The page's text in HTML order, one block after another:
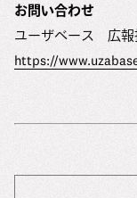
お問い合わせ
ユーザベース 広報
https://